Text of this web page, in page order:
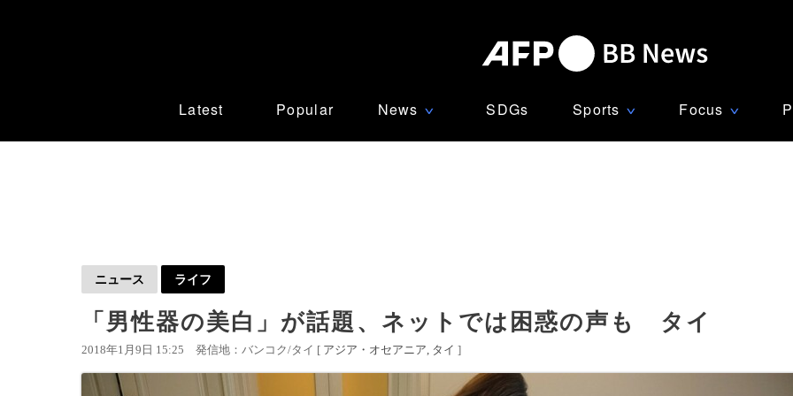
Latest Popular News ∨ SDGs Sports ∨ Focus ∨
ニュース ライフ
「男性器の美白」が話題、ネットでは困惑の声も タイ
2018年1月9日 15:25 発信地：バンコク/タイ [ アジア・オセアニア タイ ]